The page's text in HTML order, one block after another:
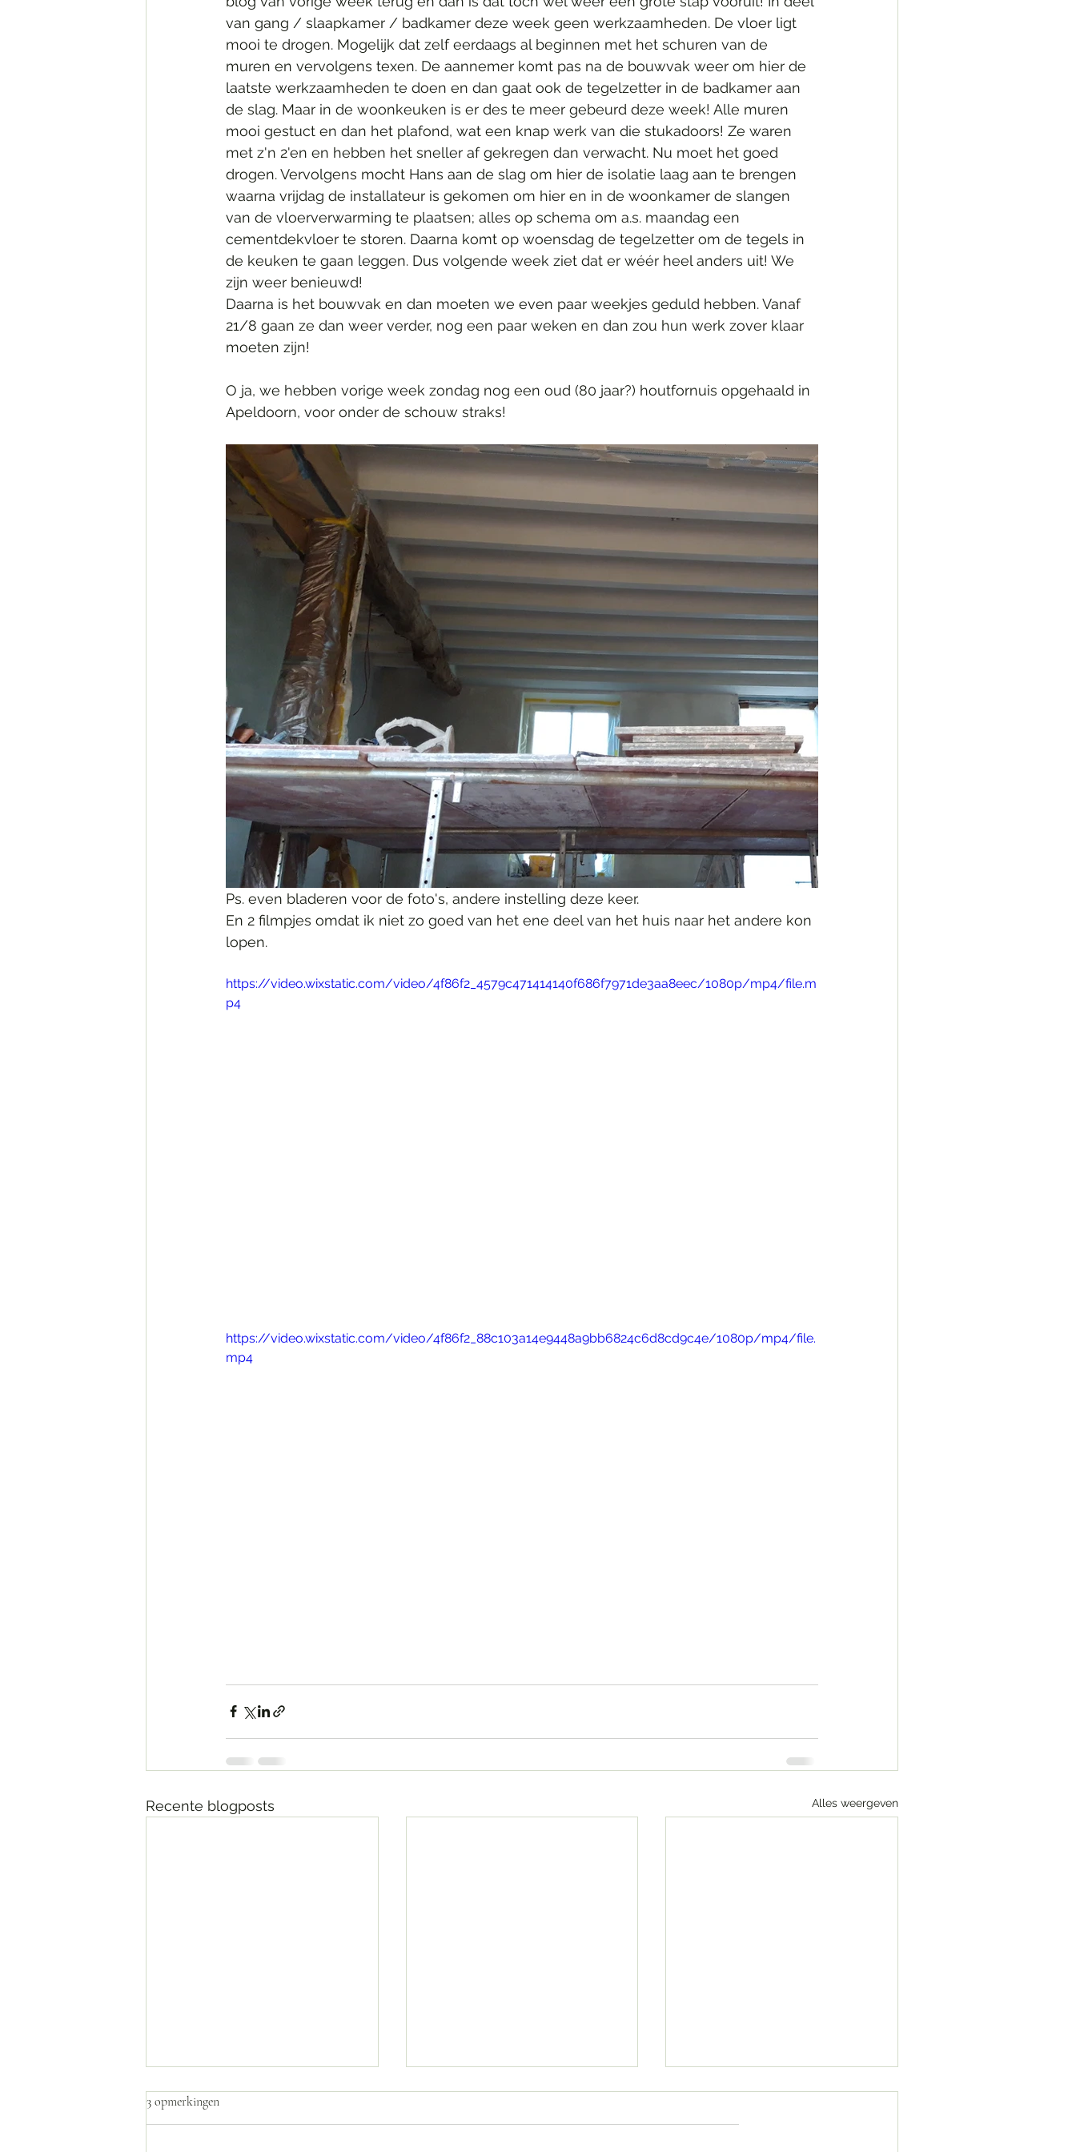
van gang / slaapkamer / badkamer deze week geen werkzaamheden. De vloer ligt
mooi te drogen. Mogelijk dat zelf eerdaags al beginnen met het schuren van de
muren en vervolgens texen. De aannemer komt pas na de bouwvak weer om hier de
laatste werkzaamheden te doen en dan gaat ook de tegelzetter in de badkamer aan
de slag. Maar in de woonkeuken is er des te meer gebeurd deze week! Alle muren
mooi gestuct en dan het plafond, wat een knap werk van die stukadoors! Ze waren
met z'n 2'en en hebben het sneller af gekregen dan verwacht. Nu moet het goed
drogen. Vervolgens mocht Hans aan de slag om hier de isolatie laag aan te brengen
waarna vrijdag de installateur is gekomen om hier en in de woonkamer de slangen
van de vloerverwarming te plaatsen; alles op schema om a.s. maandag een
cementdekvloer te storen. Daarna komt op woensdag de tegelzetter om de tegels in
de keuken te gaan leggen. Dus volgende week ziet dat er wéér heel anders uit! We
zijn weer benieuwd!
Daarna is het bouwvak en dan moeten we even paar weekjes geduld hebben. Vanaf
21/8 gaan ze dan weer verder, nog een paar weken en dan zou hun werk zover klaar
moeten zijn!
O ja, we hebben vorige week zondag nog een oud (80 jaar?) houtfornuis opgehaald in
Apeldoorn, voor onder de schouw straks!
Ps. even bladeren voor de foto's, andere instelling deze keer.
En 2 filmpjes omdat ik niet zo goed van het ene deel van het huis naar het andere kon
lopen.
https://video.wixstatic.com/video/4f86f2_4579c471414140f686f7971de3aa8eec/1080p/mp4/file.m
p4
https://video.wixstatic.com/video/4f86f2_88c103a14e9448a9bb6824c6d8cd9c4e/1080p/mp4/file.
mp4
Recente blogposts Alles weergeven
3 opmerkingen